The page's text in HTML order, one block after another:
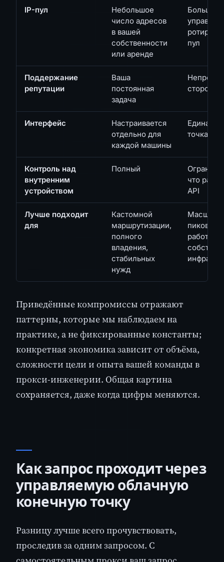
IP-пул
Небольшое
число адресов
в вашей
собственности
или аренде
Большой
пул
Поддержание
репутации
Ваша
постоянная
задача
стороне
Интерфейс
Настраивается
отдельно для
каждой машины
Единая
точка
Контроль над
внутренним
устройством
Полный
что
API
Лучше подходит
для
Кастомной
маршрутизации,
полного
владения,
стабильных
нужд
пиковых
работы
Приведённые компромиссы отражают
паттерны, которые мы наблюдаем на
практике, а не фиксированные константы;
конкретная экономика зависит от объёма,
сложности цели и опыта вашей команды в
прокси-инженерии. Общая картина
сохраняется, даже когда цифры меняются.
Как запрос проходит через
управляемую облачную
конечную точку
Разницу лучше всего прочувствовать,
проследив за одним запросом. С